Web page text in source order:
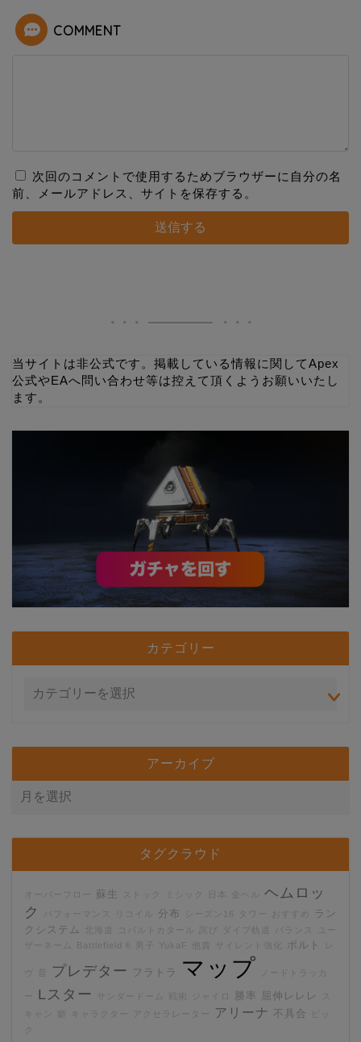
COMMENT
次回のコメントで使用するためブラウザーに自分の名
前、メールアドレス、サイトを保存する。
当サイトは非公式です。掲載している情報に関してApex
公式やEAへ問い合わせ等は控えて頂くようお願いいたし
ます。
カテゴリー
アーカイブ
タグクラウド
オーバーフロー 蘇生
ヘムロッ
ク
パフォーマンス 分布 タワー おすすめ
ラン
クシステム
コバルトカタール 詫び ダイブ軌道 バランス
ザーネーム
Battlefield 6 YukaF サイレント強化 ボルト
昔 プレデター フラトラ マップ ノードトラッカ
Lスター サンダードーム 勝率 屈伸レレレ
キャン
キャラクター アクセラレーター アリーナ 不具合
ピッ